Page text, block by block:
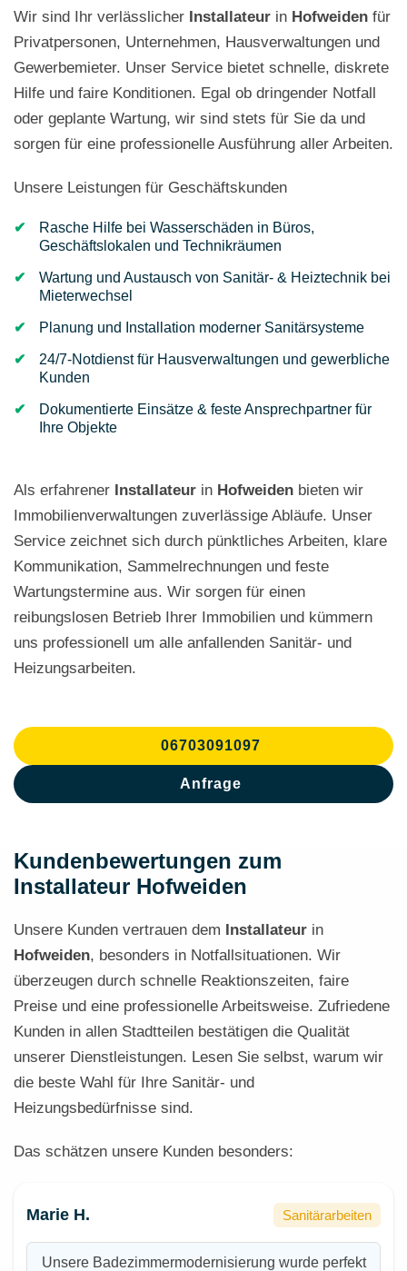
Wir sind Ihr verlässlicher Installateur in Hofweiden für
Privatpersonen, Unternehmen, Hausverwaltungen und
Gewerbemieter. Unser Service bietet schnelle, diskrete
Hilfe und faire Konditionen. Egal ob dringender Notfall
oder geplante Wartung, wir sind stets für Sie da und
sorgen für eine professionelle Ausführung aller Arbeiten.
Unsere Leistungen für Geschäftskunden
Rasche Hilfe bei Wasserschäden in Büros,
Geschäftslokalen und Technikräumen
Wartung und Austausch von Sanitär- & Heiztechnik bei
Mieterwechsel
Planung und Installation moderner Sanitärsysteme
24/7-Notdienst für Hausverwaltungen und gewerbliche
Kunden
Dokumentierte Einsätze & feste Ansprechpartner für
Ihre Objekte
Als erfahrener Installateur in Hofweiden bieten wir
Immobilienverwaltungen zuverlässige Abläufe. Unser
Service zeichnet sich durch pünktliches Arbeiten, klare
Kommunikation, Sammelrechnungen und feste
Wartungstermine aus. Wir sorgen für einen
reibungslosen Betrieb Ihrer Immobilien und kümmern
uns professionell um alle anfallenden Sanitär- und
Heizungsarbeiten.
06703091097
Anfrage
Kundenbewertungen zum
Installateur Hofweiden
Unsere Kunden vertrauen dem Installateur in
Hofweiden, besonders in Notfallsituationen. Wir
überzeugen durch schnelle Reaktionszeiten, faire
Preise und eine professionelle Arbeitsweise. Zufriedene
Kunden in allen Stadtteilen bestätigen die Qualität
unserer Dienstleistungen. Lesen Sie selbst, warum wir
die beste Wahl für Ihre Sanitär- und
Heizungsbedürfnisse sind.
Das schätzen unsere Kunden besonders:
Marie H. Sanitärarbeiten
Unsere Badezimmermodernisierung wurde perfekt